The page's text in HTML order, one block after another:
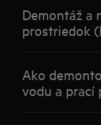
Demontáž a
prostriedok
Ako
vodu a prací